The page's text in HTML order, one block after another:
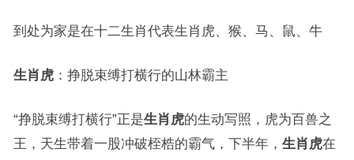
到处为家是在十二生肖代表生肖虎、猴、马、鼠、牛
生肖虎：挣脱束缚打横行的山林霸主
“挣脱束缚打横行”正是生肖虎的生动写照，虎为百兽之
王，天生带着一股冲破桎梏的霸气，下半年， 生肖虎在